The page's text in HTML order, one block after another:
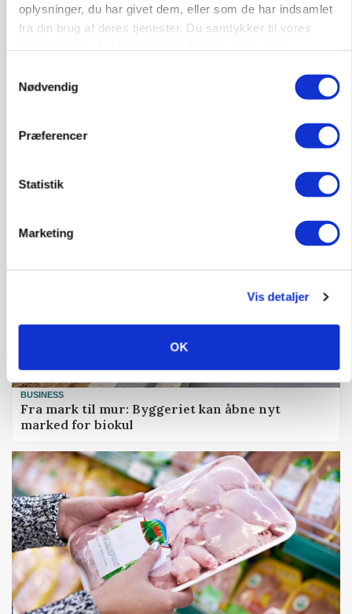
oplysninger, du har givet dem, eller som de har indsamlet
fra din brug af deres tjenester. Du samtykker til vores
Nødvendig
Præferencer
Statistik
Marketing
Vis detaljer
OK
6392, Bolderslev 03. aug.
Klimastald
03. aug.
BUSINESS
Fra mark til mur: Byggeriet kan åbne nyt
marked for biokul